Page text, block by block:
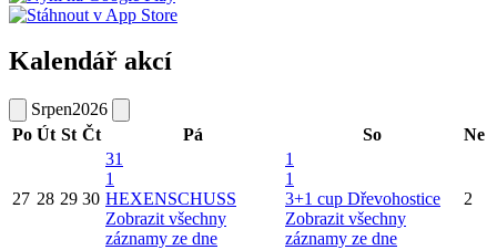
Kalendář akcí
Srpen2026
Po Út St Čt Pá So Ne
27 28 29 30
31
1
HEXENSCHUSS
Zobrazit všechny
záznamy ze dne
1
1
3+1 cup Dřevohostice
Zobrazit všechny
záznamy ze dne
2